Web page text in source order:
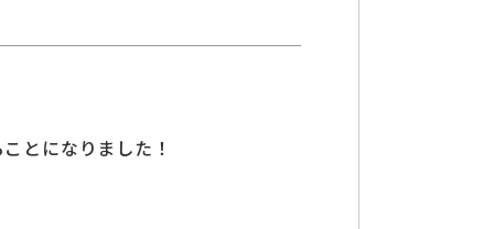
とになりました！